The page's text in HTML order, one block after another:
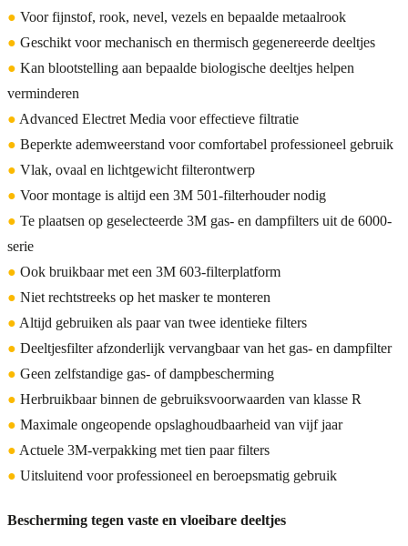
● Voor fijnstof, rook, nevel, vezels en bepaalde metaalrook
● Geschikt voor mechanisch en thermisch gegenereerde deeltjes
● Kan blootstelling aan bepaalde biologische deeltjes helpen
verminderen
● Advanced Electret Media voor effectieve filtratie
● Beperkte ademweerstand voor comfortabel professioneel gebruik
● Vlak, ovaal en lichtgewicht filterontwerp
● Voor montage is altijd een 3M 501-filterhouder nodig
● Te plaatsen op geselecteerde 3M gas- en dampfilters uit de 6000-
serie
● Ook bruikbaar met een 3M 603-filterplatform
● Niet rechtstreeks op het masker te monteren
● Altijd gebruiken als paar van twee identieke filters
● Deeltjesfilter afzonderlijk vervangbaar van het gas- en dampfilter
● Geen zelfstandige gas- of dampbescherming
● Herbruikbaar binnen de gebruiksvoorwaarden van klasse R
● Maximale ongeopende opslaghoudbaarheid van vijf jaar
● Actuele 3M-verpakking met tien paar filters
● Uitsluitend voor professioneel en beroepsmatig gebruik
Bescherming tegen vaste en vloeibare deeltjes